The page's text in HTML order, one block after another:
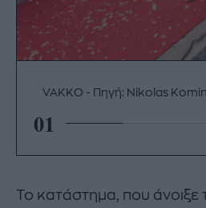
VAKKO Πηγή: Nikolas
01
Το κατάστημα, που άνοιξε